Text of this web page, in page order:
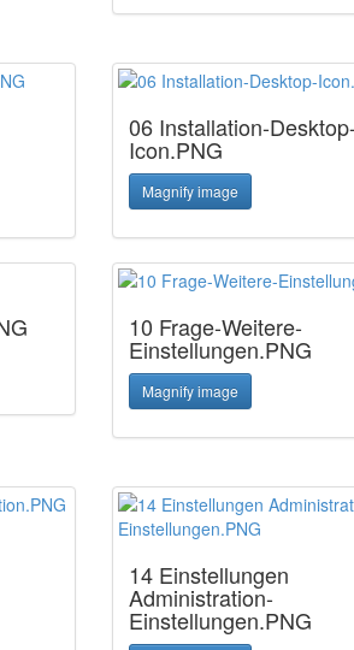
06 Installation-Desktop-
Icon.PNG
Magnify image
10 Frage-Weitere-
Einstellungen.PNG
Magnify image
14 Einstellungen
Administration-
Einstellungen.PNG